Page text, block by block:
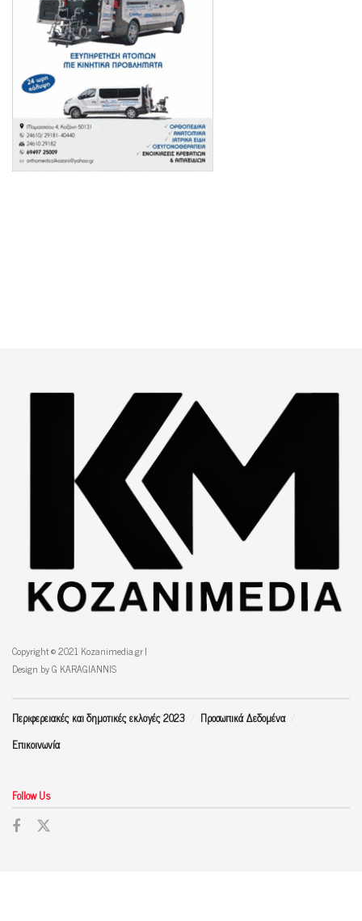
Copyright © 2021 Kozanimedia.gr |
Design by G KARAGIANNIS
Περιφερειακές και δημοτικές εκλογές 2023
Προσωπικά Δεδομένα
Επικοινωνία
Follow Us